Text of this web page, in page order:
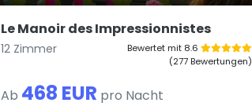
Le Manoir des Impressionnistes
12 Zimmer
Bewertet mit 8.6
(277 Bewertungen)
Ab 468 EUR pro Nacht